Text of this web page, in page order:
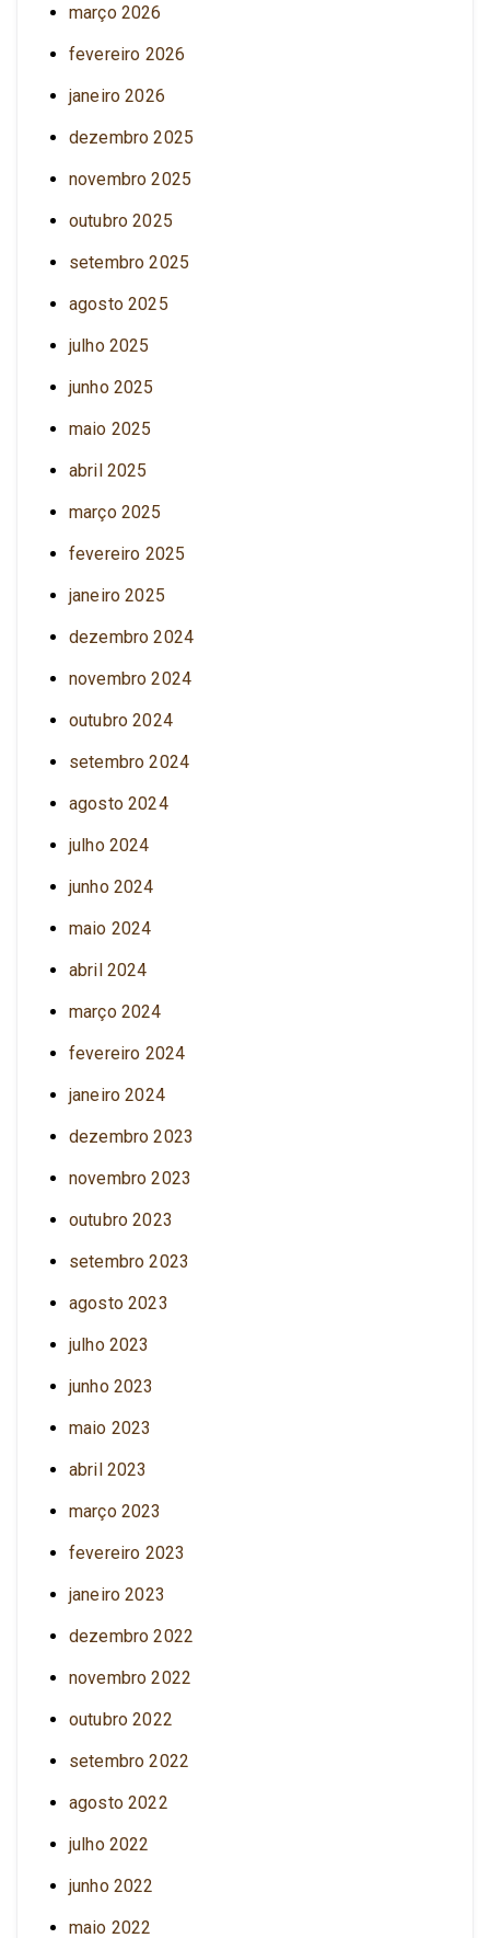
março 2026
fevereiro 2026
janeiro 2026
dezembro 2025
novembro 2025
outubro 2025
setembro 2025
agosto 2025
julho 2025
junho 2025
maio 2025
abril 2025
março 2025
fevereiro 2025
janeiro 2025
dezembro 2024
novembro 2024
outubro 2024
setembro 2024
agosto 2024
julho 2024
junho 2024
maio 2024
abril 2024
março 2024
fevereiro 2024
janeiro 2024
dezembro 2023
novembro 2023
outubro 2023
setembro 2023
agosto 2023
julho 2023
junho 2023
maio 2023
abril 2023
março 2023
fevereiro 2023
janeiro 2023
dezembro 2022
novembro 2022
outubro 2022
setembro 2022
agosto 2022
julho 2022
junho 2022
maio 2022